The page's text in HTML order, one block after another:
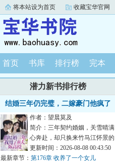
将本站设为首页 收藏宝华官网
首页 书库 排行榜 完本
潜力新书排行榜
结婚三年仍完璧，二嫁豪门他疯了
作者：望晨莫及
简介：三年契约婚姻，关雪晴满
心奔赴，却只换来竹马江怀景的
冷漠与偏爱。他眼里永远只有柔
弱...
更新时间：2026-08-08 00:43:50
最新章节： 第176章 收养了一个女儿